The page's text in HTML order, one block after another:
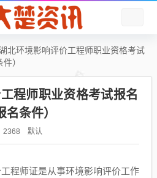
北环境影响评价工程师职业资格考试
）
程师职业资格考试报名
条件）
2368 默认
工程师证是从事环境影响评价工作